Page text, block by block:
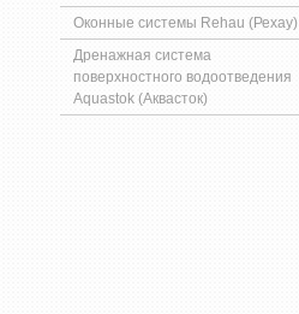
Оконные системы Rehau (Рехау)
Дренажная система
поверхностного водоотведения
Aquastok (Аквасток)